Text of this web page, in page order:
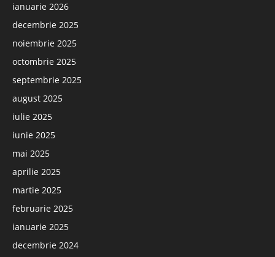
ianuarie 2026
decembrie 2025
noiembrie 2025
octombrie 2025
septembrie 2025
august 2025
iulie 2025
iunie 2025
mai 2025
aprilie 2025
martie 2025
februarie 2025
ianuarie 2025
decembrie 2024